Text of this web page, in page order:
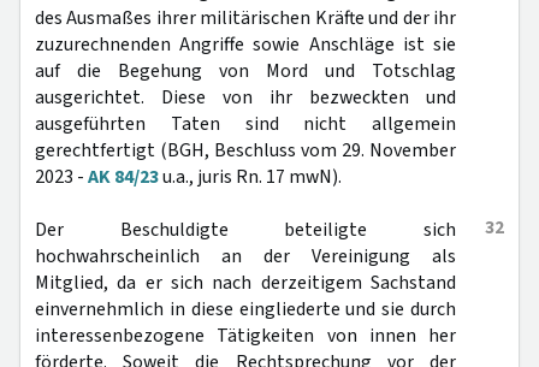
des Ausmaßes ihrer militärischen Kräfte und der ihr
zuzurechnenden Angriffe sowie Anschläge ist sie
auf die Begehung von Mord und Totschlag
ausgerichtet. Diese von ihr bezweckten und
ausgeführten Taten sind nicht allgemein
gerechtfertigt (BGH, Beschluss vom 29. November
2023 -AK 84/23u.a., juris Rn. 17 mwN).
32
Der Beschuldigte beteiligte sich
hochwahrscheinlich an der Vereinigung als
Mitglied, da er sich nach derzeitigem Sachstand
einvernehmlich in diese eingliederte und sie durch
interessenbezogene Tätigkeiten von innen her